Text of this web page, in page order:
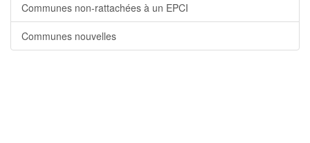
Communes non-rattachées à un EPCI
Communes nouvelles